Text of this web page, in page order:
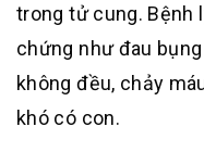
trong tử cung. Bệnh
chứng như đau
không đều, chảy
khó có con.